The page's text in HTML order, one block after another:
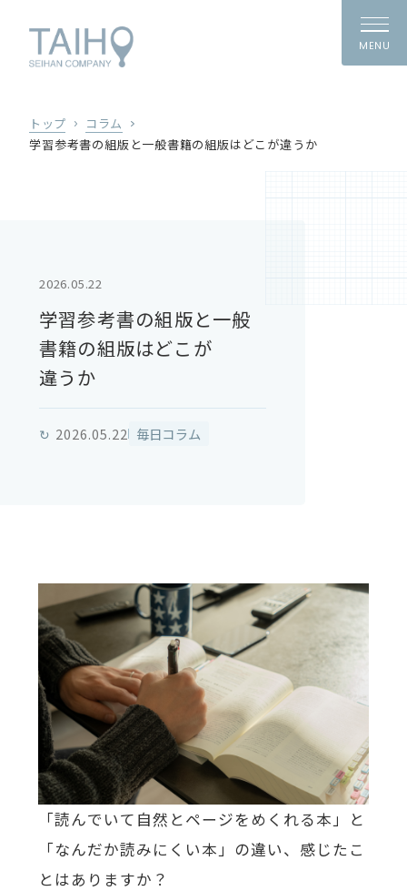
MENU
トップ
コラム
学習参考書の組版と一般書籍の組版はどこが違うか
2026.05.22
学習参考書の組版と一般
書籍の組版はどこが
違うか
↻ 2026.05.22 毎日コラム
「読んでいて自然とページをめくれる本」と
「なんだか読みにくい本」の違い、感じたこ
とはありますか？